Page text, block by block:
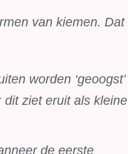
van kiemen. Dat
worden ‘geoogst’
ziet eruit als kleine
de eerste